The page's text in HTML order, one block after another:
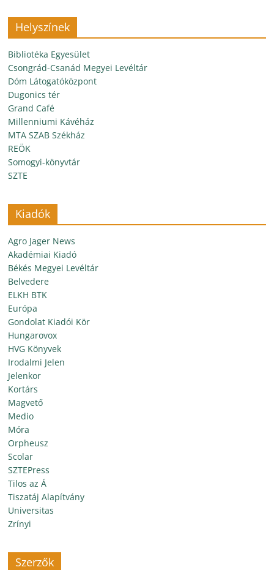
Helyszínek
Bibliotéka Egyesület
Csongrád-Csanád Megyei Levéltár
Dóm Látogatóközpont
Dugonics tér
Grand Café
Millenniumi Kávéház
MTA SZAB Székház
REÖK
Somogyi-könyvtár
SZTE
Kiadók
Agro Jager News
Akadémiai Kiadó
Békés Megyei Levéltár
Belvedere
ELKH BTK
Európa
Gondolat Kiadói Kör
Hungarovox
HVG Könyvek
Irodalmi Jelen
Jelenkor
Kortárs
Magvető
Medio
Móra
Orpheusz
Scolar
SZTEPress
Tilos az Á
Tiszatáj Alapítvány
Universitas
Zrínyi
Szerzők